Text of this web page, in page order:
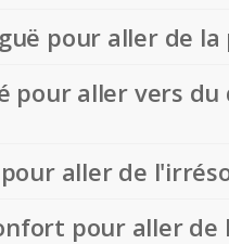
pour aller de
pour aller vers
aller de
pour aller